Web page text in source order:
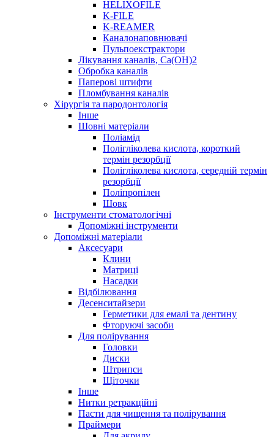
HELIXOFILE
K-FILE
K-REAMER
Каналонаповнювачі
Пульпоекстрактори
Лікування каналів, Ca(OH)2
Обробка каналів
Паперові штифти
Пломбування каналів
Хірургія та пародонтологія
Інше
Шовні матеріали
Поліамід
Полігліколева кислота, короткий
термін резорбції
Полігліколева кислота, середній термін
резорбції
Поліпропілен
Шовк
Інструменти стоматологічні
Допоміжні інструменти
Допоміжні матеріали
Аксесуари
Клини
Матриці
Насадки
Відбілювання
Десенситайзери
Герметики для емалі та дентину
Фторуючі засоби
Для полірування
Головки
Диски
Штрипси
Щіточки
Інше
Нитки ретракційні
Пасти для чищення та полірування
Праймери